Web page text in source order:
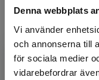
Denna webbplats
Vi använder
och annonserna till
för sociala medier
vidarebefordrar